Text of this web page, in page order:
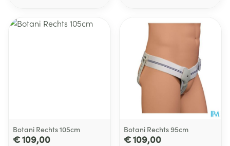
Botani Rechts 105cm
€ 109,00
Botani Rechts 95cm
€ 109,00